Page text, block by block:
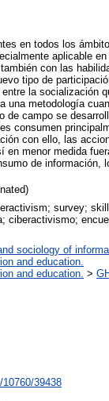
en todos los
aplicable
con las
tipo de
la socialización
una metodología
de campo se
consumen
con ello, las
en menor medida
de
survey;
ciberactivismo;
sociology of
and education.
and education. >
39438